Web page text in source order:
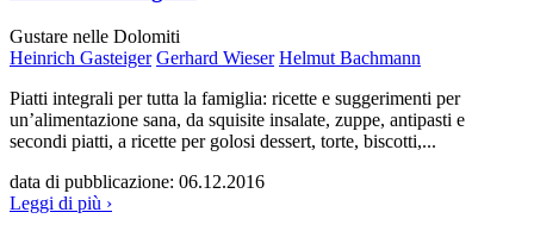
Gustare nelle Dolomiti
Heinrich Gasteiger Gerhard Wieser Helmut Bachmann
Piatti integrali per tutta la famiglia: ricette e suggerimenti per
un’alimentazione sana, da squisite insalate, zuppe, antipasti e
secondi piatti, a ricette per golosi dessert, torte, biscotti,...
data di pubblicazione: 06.12.2016
Leggi di più ›